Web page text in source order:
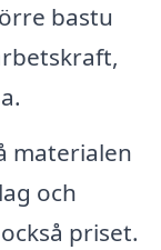
bastu
materialen
och
priset.